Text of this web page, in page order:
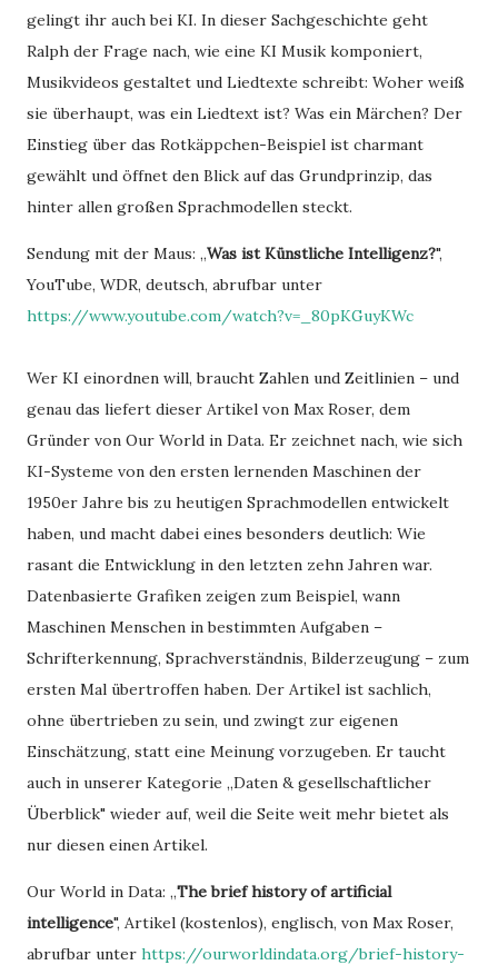
gelingt ihr auch bei KI. In dieser Sachgeschichte geht
Ralph der Frage nach, wie eine KI Musik komponiert,
Musikvideos gestaltet und Liedtexte schreibt: Woher weiß
sie überhaupt, was ein Liedtext ist? Was ein Märchen? Der
Einstieg über das Rotkäppchen-Beispiel ist charmant
gewählt und öffnet den Blick auf das Grundprinzip, das
hinter allen großen Sprachmodellen steckt.
Sendung mit der Maus: „Was ist Künstliche Intelligenz?",
YouTube, WDR, deutsch, abrufbar unter
https://www.youtube.com/watch?v=_80pKGuyKWc
Wer KI einordnen will, braucht Zahlen und Zeitlinien – und
genau das liefert dieser Artikel von Max Roser, dem
Gründer von Our World in Data. Er zeichnet nach, wie sich
KI-Systeme von den ersten lernenden Maschinen der
1950er Jahre bis zu heutigen Sprachmodellen entwickelt
haben, und macht dabei eines besonders deutlich: Wie
rasant die Entwicklung in den letzten zehn Jahren war.
Datenbasierte Grafiken zeigen zum Beispiel, wann
Maschinen Menschen in bestimmten Aufgaben –
Schrifterkennung, Sprachverständnis, Bilderzeugung – zum
ersten Mal übertroffen haben. Der Artikel ist sachlich,
ohne übertrieben zu sein, und zwingt zur eigenen
Einschätzung, statt eine Meinung vorzugeben. Er taucht
auch in unserer Kategorie „Daten & gesellschaftlicher
Überblick" wieder auf, weil die Seite weit mehr bietet als
nur diesen einen Artikel.
Our World in Data: „The brief history of artificial
intelligence", Artikel (kostenlos), englisch, von Max Roser,
abrufbar unter https://ourworldindata.org/brief-history-